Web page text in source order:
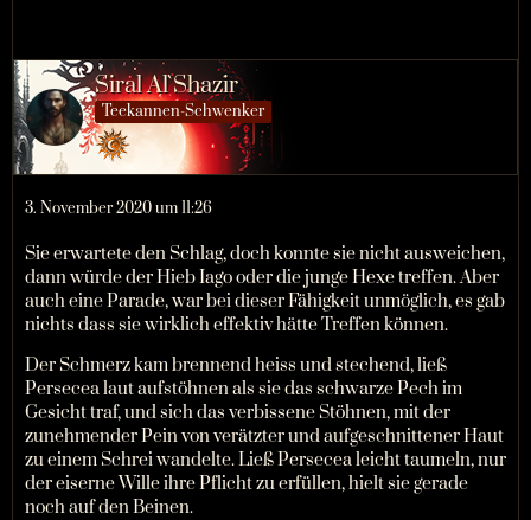
Siral Al`Shazir
Teekannen-Schwenker
3. November 2020 um 11:26
Sie erwartete den Schlag, doch konnte sie nicht ausweichen,
dann würde der Hieb Iago oder die junge Hexe treffen. Aber
auch eine Parade, war bei dieser Fähigkeit unmöglich, es gab
nichts dass sie wirklich effektiv hätte Treffen können.
Der Schmerz kam brennend heiss und stechend, ließ
Persecea laut aufstöhnen als sie das schwarze Pech im
Gesicht traf, und sich das verbissene Stöhnen, mit der
zunehmender Pein von verätzter und aufgeschnittener Haut
zu einem Schrei wandelte. Ließ Persecea leicht taumeln, nur
der eiserne Wille ihre Pflicht zu erfüllen, hielt sie gerade
noch auf den Beinen.